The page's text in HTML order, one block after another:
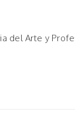
del Arte y